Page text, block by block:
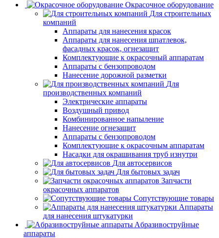
Окрасочное оборудование
Для строительных
компаний
Аппараты для нанесения красок
Аппараты для нанесения шпатлевок,
фасадных красок, огнезащит
Комплектующие к окрасочный аппаратам
Аппараты с бензопроводом
Нанесение дорожной разметки
Для
производственных компаний
Электрические аппараты
Воздушный привод
Комбинированное напыление
Нанесение огнезащит
Аппараты с бензопроводом
Комплектующие к окрасочным аппаратам
Насадки для окрашивания труб изнутри
Для автосервисов
Для бытовых задач
Запчасти
окрасочных аппаратов
Сопутствующие товары
Аппараты
для нанесения штукатурки
Aбразивоструйные
аппараты